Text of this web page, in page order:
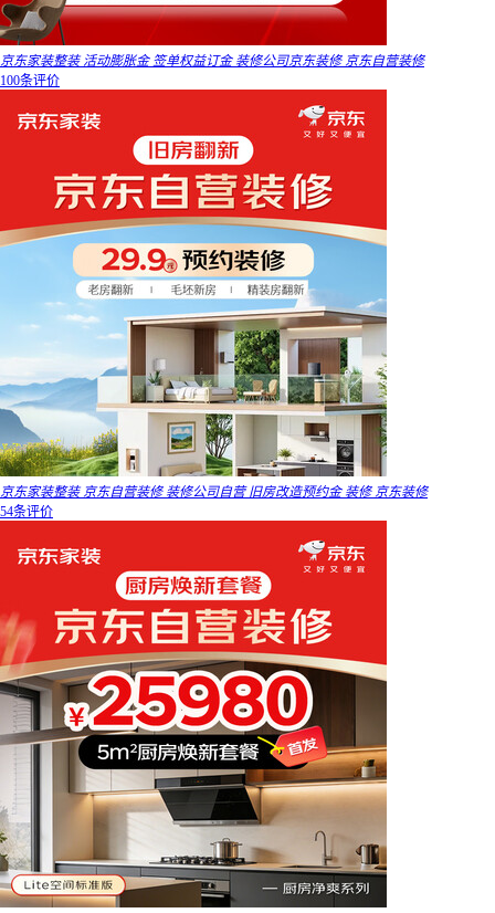
京东家装整装 活动膨胀金 签单权益订金 装修公司京东装修 京东自营装修
100条评价
京东家装整装 京东自营装修 装修公司自营 旧房改造预约金 装修 京东装修
54条评价